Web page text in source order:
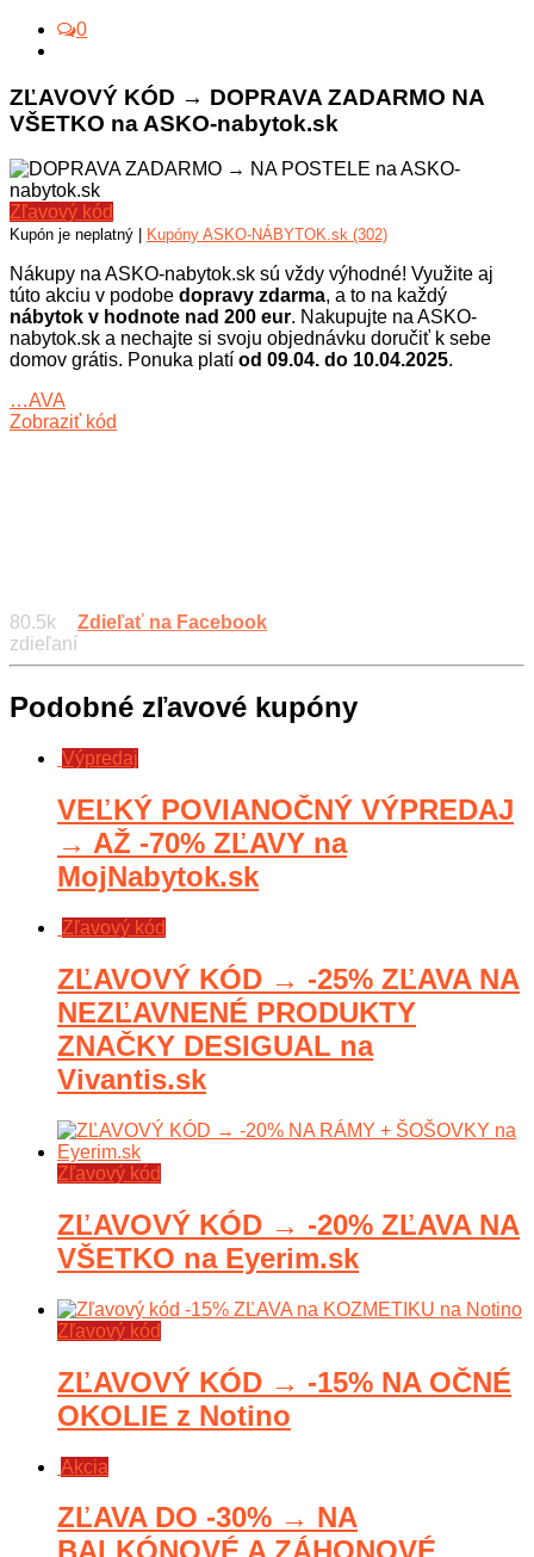
0
ZĽAVOVÝ KÓD → DOPRAVA ZADARMO NA
VŠETKO na ASKO-nabytok.sk
Zľavový kód
Kupón je neplatný | Kupóny ASKO-NÁBYTOK.sk (302)
Nákupy na ASKO-nabytok.sk sú vždy výhodné! Využite aj
túto akciu v podobe dopravy zdarma, a to na každý
nábytok v hodnote nad 200 eur. Nakupujte na ASKO-
nabytok.sk a nechajte si svoju objednávku doručiť k sebe
domov grátis. Ponuka platí od 09.04. do 10.04.2025.
…AVA
Zobraziť kód
80.5k
zdieľaní
Zdieľať na Facebook
Podobné zľavové kupóny
Výpredaj
VEĽKÝ POVIANOČNÝ VÝPREDAJ
→ AŽ -70% ZĽAVY na
MojNabytok.sk
Zľavový kód
ZĽAVOVÝ KÓD → -25% ZĽAVA NA
NEZĽAVNENÉ PRODUKTY
ZNAČKY DESIGUAL na
Vivantis.sk
Zľavový kód
ZĽAVOVÝ KÓD → -20% ZĽAVA NA
VŠETKO na Eyerim.sk
Zľavový kód
ZĽAVOVÝ KÓD → -15% NA OČNÉ
OKOLIE z Notino
Akcia
ZĽAVA DO -30% → NA